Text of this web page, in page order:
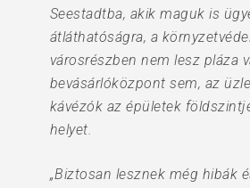
Seestadtba, akik maguk is
átláthatóságra, a
városrészben nem lesz pláza
bevásárlóközpont sem, az
kávézók az épületek
helyet.
„Biztosan lesznek még hibák